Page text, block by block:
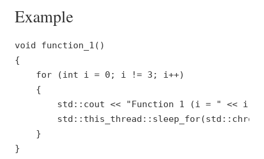
Example
void function_1()
{
    for (int i = 0; i != 3; i++)
    {
std::cout << "Function 1 (i = " << i
    }
}